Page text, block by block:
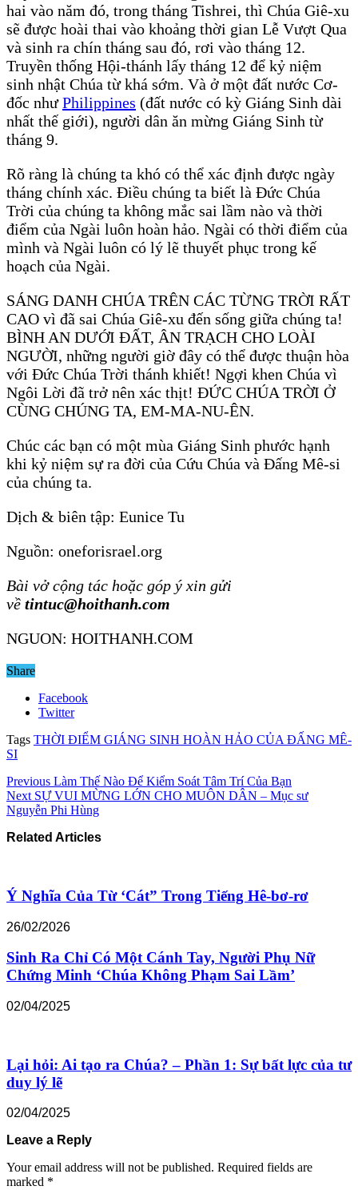
hai vào năm đó, trong tháng Tishrei, thì Chúa Giê-xu
sẽ được hoài thai vào khoảng thời gian Lễ Vượt Qua
và sinh ra chín tháng sau đó, rơi vào tháng 12.
Truyền thống Hội-thánh lấy tháng 12 để kỷ niệm
sinh nhật Chúa từ khá sớm. Và ở một đất nước Cơ-
đốc nhưPhilippines (đất nước có kỳ Giáng Sinh dài
nhất thế giới), người dân ăn mừng Giáng Sinh từ
tháng 9.
Rõ ràng là chúng ta khó có thể xác định được ngày
tháng chính xác. Điều chúng ta biết là Đức Chúa
Trời của chúng ta không mắc sai lầm nào và thời
điểm của Ngài luôn hoàn hảo. Ngài có thời điểm của
mình và Ngài luôn có lý lẽ thuyết phục trong kế
hoạch của Ngài.
SÁNG DANH CHÚA TRÊN CÁC TỪNG TRỜI RẤT
CAO vì đã sai Chúa Giê-xu đến sống giữa chúng ta!
BÌNH AN DƯỚI ĐẤT, ÂN TRẠCH CHO LOÀI
NGƯỜI, những người giờ đây có thể được thuận hòa
với Đức Chúa Trời thánh khiết! Ngợi khen Chúa vì
Ngôi Lời đã trở nên xác thịt! ĐỨC CHÚA TRỜI Ở
CÙNG CHÚNG TA, EM-MA-NU-ÊN.
Chúc các bạn có một mùa Giáng Sinh phước hạnh
khi kỷ niệm sự ra đời của Cứu Chúa và Đấng Mê-si
của chúng ta.
Dịch & biên tập: Eunice Tu
Nguồn: oneforisrael.org
Bài vở cộng tác hoặc góp ý xin gửi
về tintuc@hoithanh.com
NGUON: HOITHANH.COM
Share
Facebook
Twitter
Tags THỜI ĐIỂM GIÁNG SINH HOÀN HẢO CỦA ĐẤNG MÊ-
SI
Previous Làm Thế Nào Để Kiểm Soát Tâm Trí Của Bạn
Next SỰ VUI MỪNG LỚN CHO MUÔN DÂN – Mục sư
Nguyễn Phi Hùng
Related Articles
Ý Nghĩa Của Từ ‘Cát” Trong Tiếng Hê-bơ-rơ
26/02/2026
Sinh Ra Chỉ Có Một Cánh Tay, Người Phụ Nữ
Chứng Minh ‘Chúa Không Phạm Sai Lầm’
02/04/2025
Lại hỏi: Ai tạo ra Chúa? – Phần 1: Sự bất lực của tư
duy lý lẽ
02/04/2025
Leave a Reply
Your email address will not be published. Required fields are
marked *